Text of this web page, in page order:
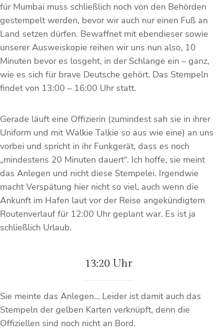
für Mumbai muss schließlich noch von den Behörden
gestempelt werden, bevor wir auch nur einen Fuß an
Land setzen dürfen. Bewaffnet mit ebendieser sowie
unserer Ausweiskopie reihen wir uns nun also, 10
Minuten bevor es losgeht, in der Schlange ein – ganz,
wie es sich für brave Deutsche gehört. Das Stempeln
findet von 13:00 – 16:00 Uhr statt.
Gerade läuft eine Offizierin (zumindest sah sie in ihrer
Uniform und mit Walkie Talkie so aus wie eine) an uns
vorbei und spricht in ihr Funkgerät, dass es noch
„mindestens 20 Minuten dauert“. Ich hoffe, sie meint
das Anlegen und nicht diese Stempelei. Irgendwie
macht Verspätung hier nicht so viel, auch wenn die
Ankunft im Hafen laut vor der Reise angekündigtem
Routenverlauf für 12:00 Uhr geplant war. Es ist ja
schließlich Urlaub.
13:20 Uhr
Sie meinte das Anlegen… Leider ist damit auch das
Stempeln der gelben Karten verknüpft, denn die
Offiziellen sind noch nicht an Bord.